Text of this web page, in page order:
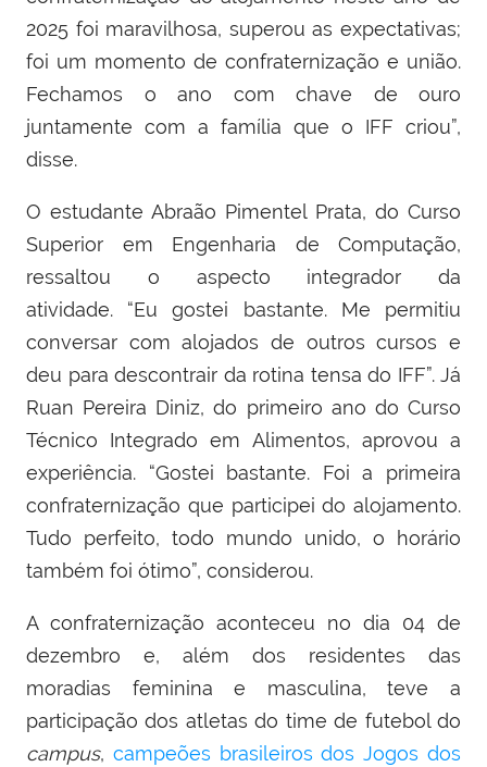
2025 foi maravilhosa, superou as expectativas;
foi um momento de confraternização e união.
Fechamos o ano com chave de ouro
juntamente com a família que o IFF criou”,
disse.
O estudante Abraão Pimentel Prata, do Curso
Superior em Engenharia de Computação,
ressaltou o aspecto integrador da
atividade. “Eu gostei bastante. Me permitiu
conversar com alojados de outros cursos e
deu para descontrair da rotina tensa do IFF”. Já
Ruan Pereira Diniz, do primeiro ano do Curso
Técnico Integrado em Alimentos, aprovou a
experiência. “Gostei bastante. Foi a primeira
confraternização que participei do alojamento.
Tudo perfeito, todo mundo unido, o horário
também foi ótimo”, considerou.
A confraternização aconteceu no dia 04 de
dezembro e, além dos residentes das
moradias feminina e masculina, teve a
participação dos atletas do time de futebol do
campus, campeões brasileiros dos Jogos dos